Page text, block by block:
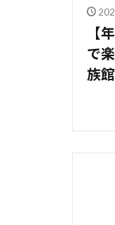
【
で
族